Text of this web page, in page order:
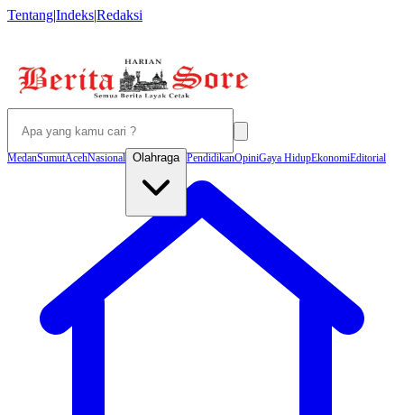
Tentang|Indeks|Redaksi
MedanSumutAcehNasional Olahraga PendidikanOpiniGaya HidupEkonomiEditorial